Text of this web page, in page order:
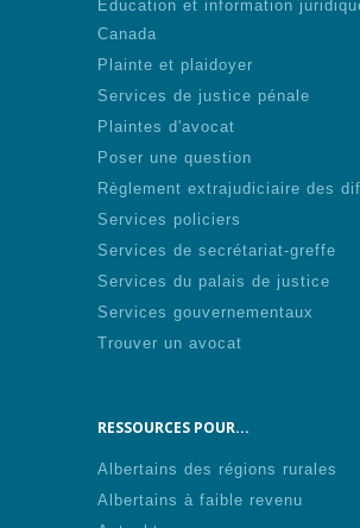
Éducation et information
Canada
Plainte et plaidoyer
Services de justice pénale
Plaintes d'avocat
Poser une question
Règlement extrajudiciaire des
Services policiers
Services de secrétariat-greffe
Services du palais de justice
Services gouvernementaux
Trouver un avocat
RESSOURCES POUR...
Albertains des régions rurales
Albertains à faible revenu